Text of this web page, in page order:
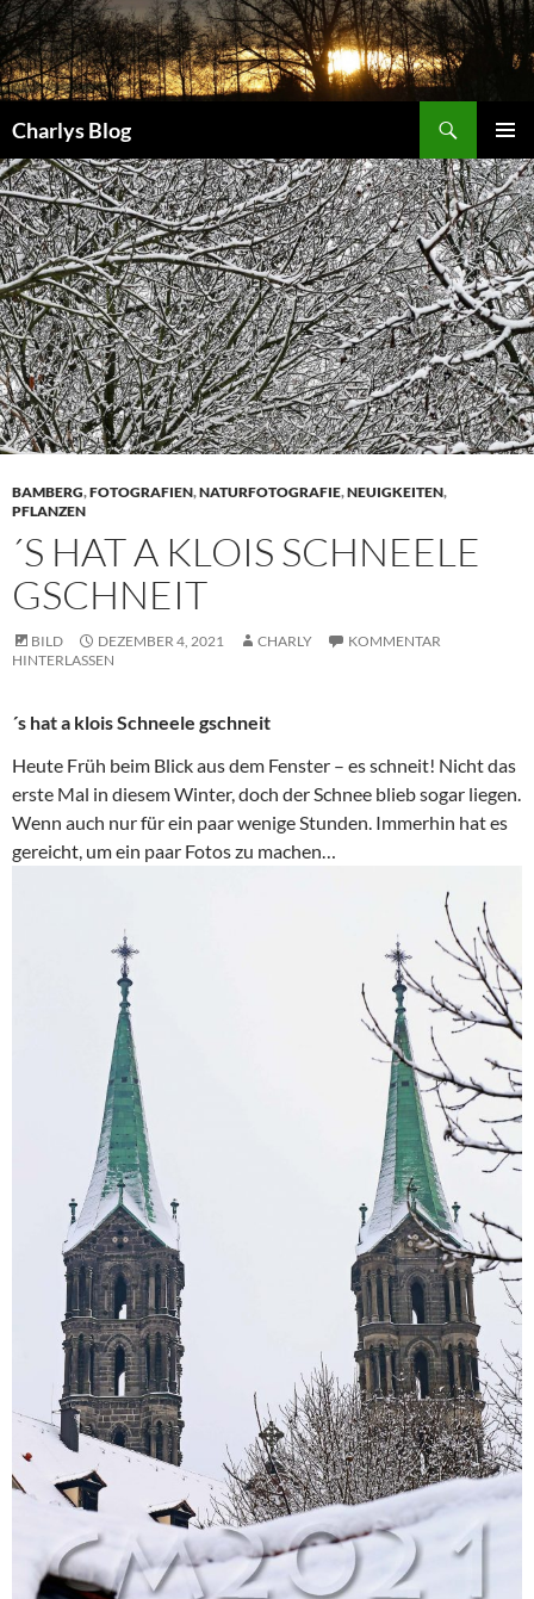
Zum
Inhalt
springen
Charlys Blog
MENÜ
BAMBERG,FOTOGRAFIEN,NATURFOTOGRAFIE,NEUIGKEITEN,
PFLANZEN
´S HAT A KLOIS SCHNEELE
GSCHNEIT
BILD DEZEMBER 4, 2021 CHARLY
KOMMENTAR
HINTERLASSEN
´s hat a klois Schneele gschneit
Heute Früh beim Blick aus dem Fenster – es schneit! Nicht das
erste Mal in diesem Winter, doch der Schnee blieb sogar liegen.
Wenn auch nur für ein paar wenige Stunden. Immerhin hat es
gereicht, um ein paar Fotos zu machen…